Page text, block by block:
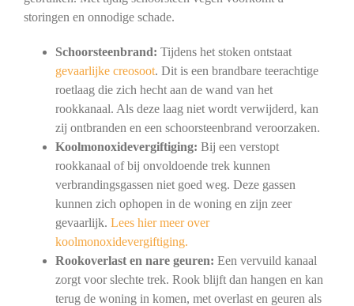
storingen en onnodige schade.
Schoorsteenbrand: Tijdens het stoken ontstaat
gevaarlijke creosoot. Dit is een brandbare teerachtige
roetlaag die zich hecht aan de wand van het
rookkanaal. Als deze laag niet wordt verwijderd, kan
zij ontbranden en een schoorsteenbrand veroorzaken.
Koolmonoxidevergiftiging: Bij een verstopt
rookkanaal of bij onvoldoende trek kunnen
verbrandingsgassen niet goed weg. Deze gassen
kunnen zich ophopen in de woning en zijn zeer
gevaarlijk. Lees hier meer over
koolmonoxidevergiftiging.
Rookoverlast en nare geuren: Een vervuild kanaal
zorgt voor slechte trek. Rook blijft dan hangen en kan
terug de woning in komen, met overlast en geuren als